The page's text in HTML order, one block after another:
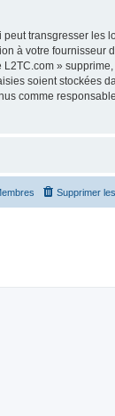
transgresser les
à votre fournisseur
»
soient stockées
comme
Supprimer